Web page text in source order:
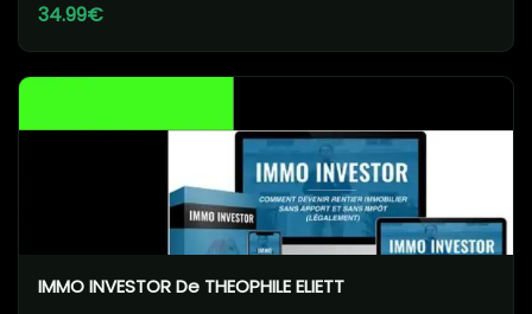
34.99€
IMMO INVESTOR De THEOPHILE ELIETT